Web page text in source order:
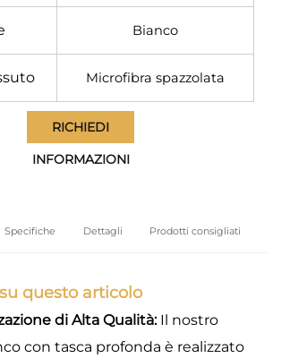
Bianco
Microfibra spazzolata
RICHIEDI
INFORMAZIONI
Specifiche Dettagli Prodotti consigliati
questo articolo
di Alta Qualità: Il nostro
con tasca profonda è realizzato